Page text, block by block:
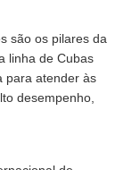
são os pilares da
linha de Cubas
para atender às
desempenho,